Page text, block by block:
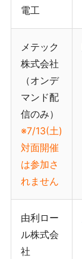
電工
メテック
株式会社
（オンデ
マンド配
信のみ）
※7/13(土)
対面開催
は参加さ
れません
由利ロー
ル株式会
社